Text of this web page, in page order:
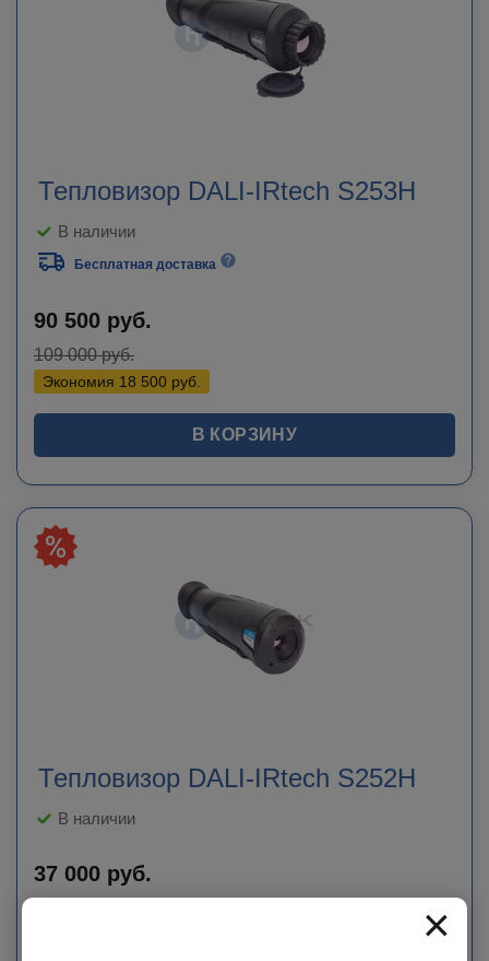
Тепловизор DALI-IRtech S253H
В наличии
Бесплатная доставка
90 500 руб.
109 000руб.
Экономия 18 500 руб.
В КОРЗИНУ
Тепловизор DALI-IRtech S252H
В наличии
37 000 руб.
×